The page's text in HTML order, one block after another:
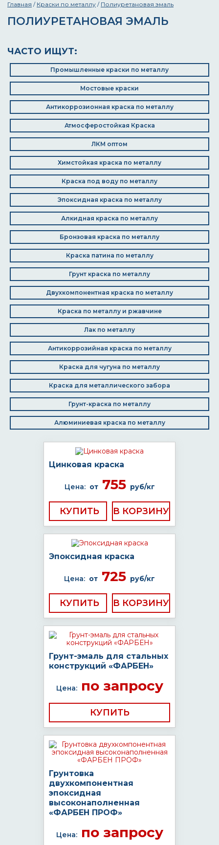
Главная / Краски по металлу / Полиуретановая эмаль
ПОЛИУРЕТАНОВАЯ ЭМАЛЬ
ЧАСТО ИЩУТ:
Промышленные краски по металлу
Мостовые краски
Антикоррозионная краска по металлу
Атмосферостойкая Краска
ЛКМ оптом
Химстойкая краска по металлу
Краска под воду по металлу
Эпоксидная краска по металлу
Алкидная краска по металлу
Бронзовая краска по металлу
Краска патина по металлу
Грунт краска по металлу
Двухкомпонентная краска по металлу
Краска по металлу и ржавчине
Лак по металлу
Антикоррозийная краска по металлу
Краска для чугуна по металлу
Краска для металлического забора
Грунт-краска по металлу
Алюминиевая краска по металлу
Цинковая краска
Цена: от755 руб/кг
КУПИТЬ
Эпоксидная краска
Цена: от 725 руб/кг
КУПИТЬ
Грунт-эмаль для стальных
конструкций «ФАРБЕН»
Цена:по запросу
КУПИТЬ
Грунтовка
двухкомпонентная
эпоксидная
высоконаполненная
«ФАРБЕН ПРОФ»
Цена:по запросу